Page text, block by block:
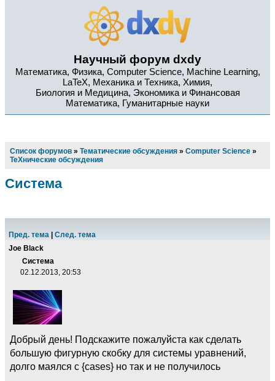
Научный форум dxdy
Математика, Физика, Computer Science, Machine Learning,
LaTeX, Механика и Техника, Химия,
Биология и Медицина, Экономика и Финансовая
Математика, Гуманитарные науки
Список форумов » Тематические обсуждения » Computer Science »
TeXнические обсуждения
Система
Пред. тема
След. тема
Joe Black
Система
02.12.2013, 20:53
Добрый день! Подскажите пожалуйста как сделать
большую фигурную скобку для системы уравнений,
долго маялся с {cases} но так и не получилось